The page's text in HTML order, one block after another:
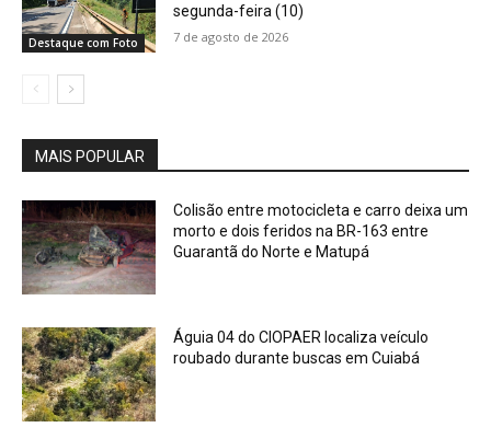
Destaque com Foto
segunda-feira (10)
7 de agosto de 2026
MAIS POPULAR
Colisão entre motocicleta e carro deixa um
morto e dois feridos na BR-163 entre
Guarantã do Norte e Matupá
Águia 04 do CIOPAER localiza veículo
roubado durante buscas em Cuiabá